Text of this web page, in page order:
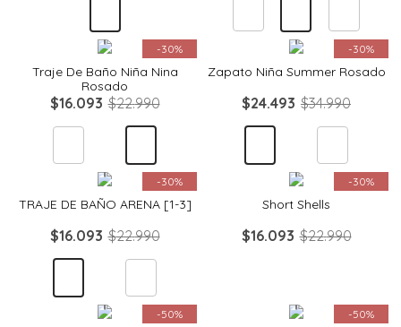
-30%
Quickview
Traje De Baño Niña Nina
Rosado
$16.093 $22.990
-30%
Quickview
Zapato Niña Summer Rosado
$24.493 $34.990
-30%
Quickview
TRAJE DE BAÑO ARENA [1-3]
$16.093 $22.990
-30%
Quickview
Short Shells
$16.093 $22.990
-50%
Quickview
-50%
Quickview